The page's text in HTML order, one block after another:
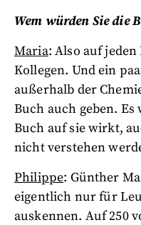
Wem würden Sie die
Maria: Also auf
Kollegen. Und ein
außerhalb der
Buch auch geben.
Buch auf sie wirkt,
nicht verstehen
Philippe: Günther
eigentlich nur für
auskennen. Auf 250